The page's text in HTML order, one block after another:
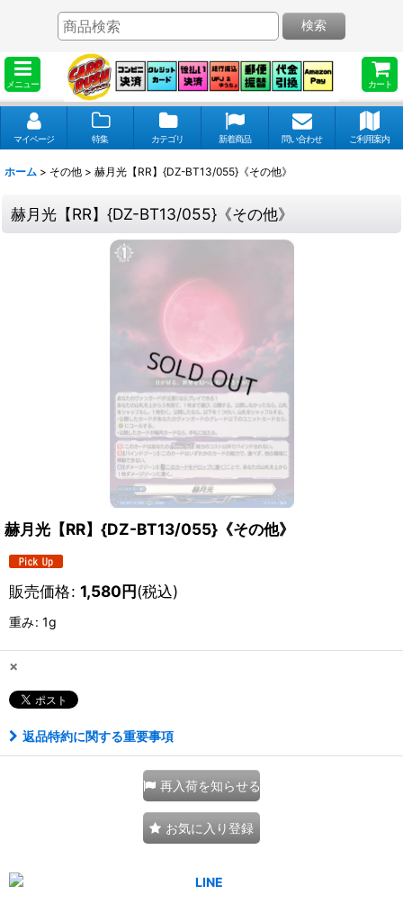
メニュー カート
検索
マイページ 特集 カテゴリ 新着商品 問い合わせ ご利用案内
ホーム > その他 > 赫月光【RR】{DZ-BT13/055}《その他》
赫月光【RR】{DZ-BT13/055}《その他》
赫月光【RR】{DZ-BT13/055}《その他》
販売価格: 1,580円(税込)
重み: 1g
×
返品特約に関する重要事項
再入荷を知らせる
お気に入り登録